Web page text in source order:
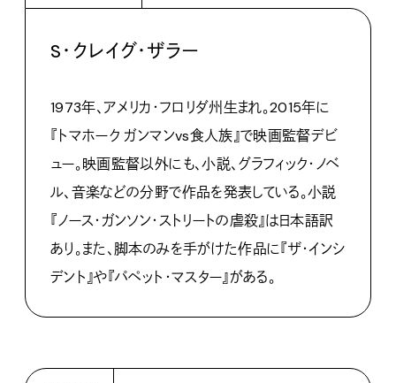
S・クレイグ・ザラー
1973年、アメリカ・フロリダ州生まれ。2015年に
『トマホーク ガンマンvs食人族』で映画監督デビ
ュー。映画監督以外にも、小説、グラフィック・ノベ
ル、音楽などの分野で作品を発表している。小説
『ノース・ガンソン・ストリートの虐殺』は日本語訳
あり。また、脚本のみを手がけた作品に『ザ・インシ
デント』や『パペット・マスター』がある。